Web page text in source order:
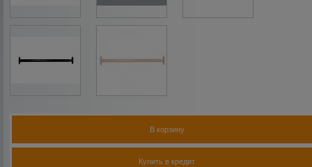
В корзину
Купить в кредит